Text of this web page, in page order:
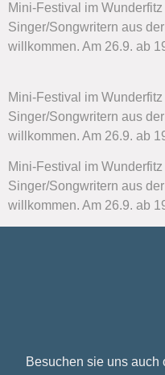
Mini-Festival im
Singer/Songwritern aus
willkommen. Am 26.9. ab
Mini-Festival im
Singer/Songwritern aus
willkommen. Am 26.9. ab
Mini-Festival im
Singer/Songwritern aus
willkommen. Am 26.9. ab
Besuchen sie uns auch